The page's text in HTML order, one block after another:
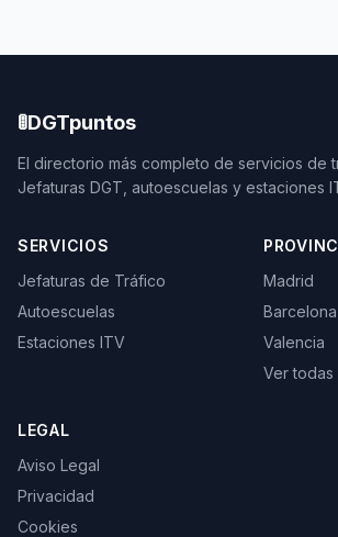
🚦DGTpuntos
El directorio más completo de servicios de
Jefaturas DGT, autoescuelas y estaciones
SERVICIOS
Jefaturas de Tráfico
Autoescuelas
Estaciones ITV
Madrid
Barcelona
Valencia
Ver
LEGAL
Aviso Legal
Privacidad
Cookies